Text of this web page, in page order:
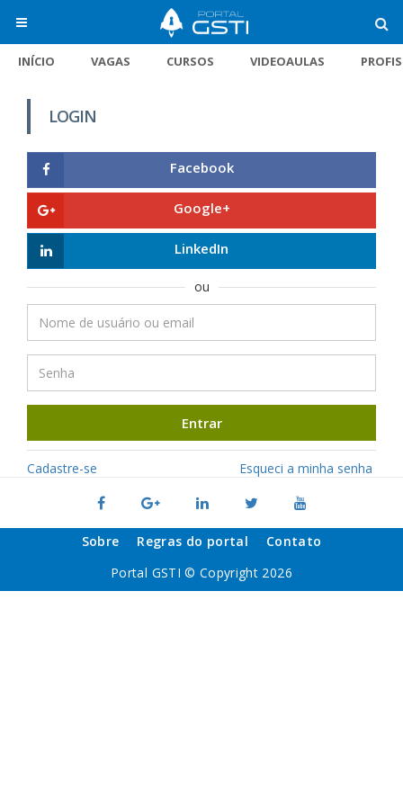
INÍCIO VAGAS CURSOS VIDEOAULAS
LOGIN
Facebook
Google+
LinkedIn
ou
Entrar
Cadastre-se Esqueci a minha senha
Sobre Regras do portal
Contato
Portal GSTI © Copyright 2026